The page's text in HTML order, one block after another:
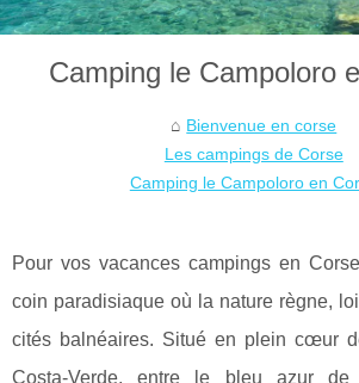
Camping le Campoloro
Bienvenue en corse
Les campings de Corse
Camping le Campoloro en
Pour vos vacances campings en
coin paradisiaque où la nature règne,
cités balnéaires. Situé en plein cœur
Costa-Verde, entre le bleu azur